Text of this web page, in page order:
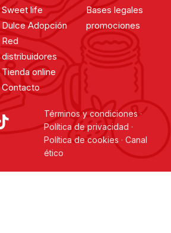
Sweet life
Dulce Adopción
Red
distribuidores
Tienda online
Contacto
Bases legales
promociones
Términos y condiciones·
Política de privacidad ·
Política de cookies · Canal
ético